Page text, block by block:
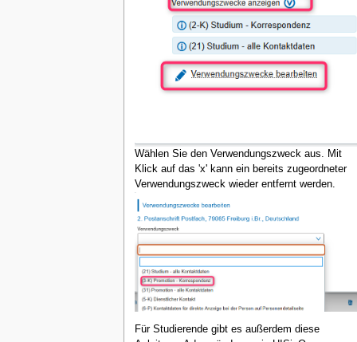
Wählen Sie den Verwendungszweck aus. Mit
Klick auf das 'x' kann ein bereits zugeordneter
Verwendungszweck wieder entfernt werden.
Für Studierende gibt es außerdem diese